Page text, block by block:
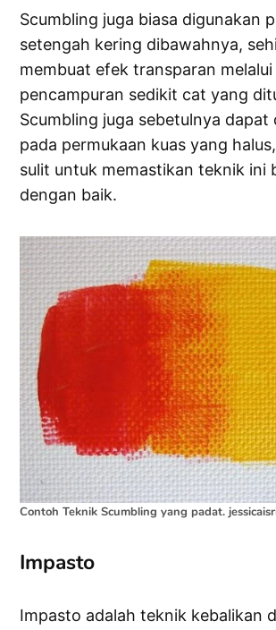
Scumbling juga biasa digunakan
setengah kering dibawahnya,
membuat efek transparan melalui
pencampuran sedikit cat yang
Scumbling juga sebetulnya dapat
pada permukaan kuas yang
sulit untuk memastikan teknik ini
dengan baik.
Contoh Teknik Scumbling yang padat.
Impasto
Impasto adalah teknik kebalikan